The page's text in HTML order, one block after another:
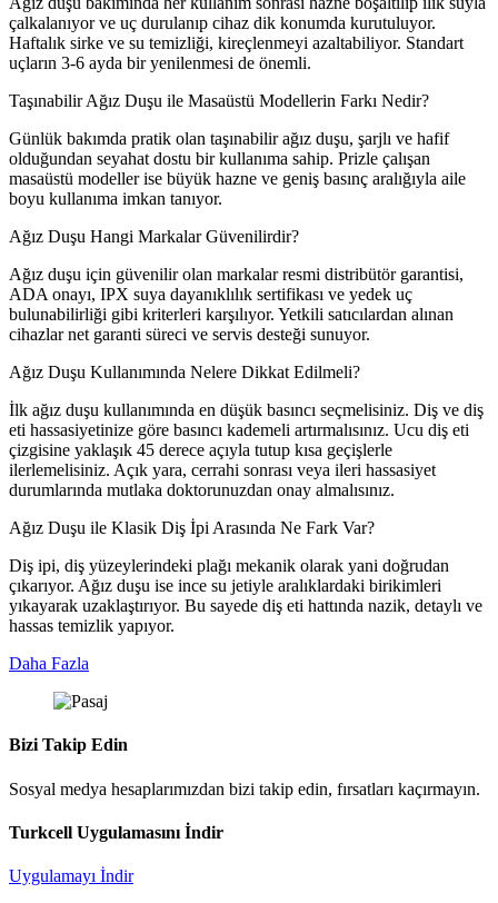
çalkalanıyor ve uç durulanıp cihaz dik konumda kurutuluyor.
Haftalık sirke ve su temizliği, kireçlenmeyi azaltabiliyor. Standart
uçların 3-6 ayda bir yenilenmesi de önemli.
Taşınabilir Ağız Duşu ile Masaüstü Modellerin Farkı Nedir?
Günlük bakımda pratik olan taşınabilir ağız duşu, şarjlı ve hafif
olduğundan seyahat dostu bir kullanıma sahip. Prizle çalışan
masaüstü modeller ise büyük hazne ve geniş basınç aralığıyla aile
boyu kullanıma imkan tanıyor.
Ağız Duşu Hangi Markalar Güvenilirdir?
Ağız duşu için güvenilir olan markalar resmi distribütör garantisi,
ADA onayı, IPX suya dayanıklılık sertifikası ve yedek uç
bulunabilirliği gibi kriterleri karşılıyor. Yetkili satıcılardan alınan
cihazlar net garanti süreci ve servis desteği sunuyor.
Ağız Duşu Kullanımında Nelere Dikkat Edilmeli?
İlk ağız duşu kullanımında en düşük basıncı seçmelisiniz. Diş ve diş
eti hassasiyetinize göre basıncı kademeli artırmalısınız. Ucu diş eti
çizgisine yaklaşık 45 derece açıyla tutup kısa geçişlerle
ilerlemelisiniz. Açık yara, cerrahi sonrası veya ileri hassasiyet
durumlarında mutlaka doktorunuzdan onay almalısınız.
Ağız Duşu ile Klasik Diş İpi Arasında Ne Fark Var?
Diş ipi, diş yüzeylerindeki plağı mekanik olarak yani doğrudan
çıkarıyor. Ağız duşu ise ince su jetiyle aralıklardaki birikimleri
yıkayarak uzaklaştırıyor. Bu sayede diş eti hattında nazik, detaylı ve
hassas temizlik yapıyor.
Daha Fazla
Bizi Takip Edin
Sosyal medya hesaplarımızdan bizi takip edin, fırsatları kaçırmayın.
Turkcell Uygulamasını İndir
Uygulamayı İndir